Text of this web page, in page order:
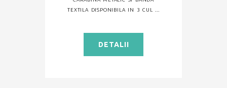
TEXTILA DISPONIBILA IN 3 CUL ...
DETALII